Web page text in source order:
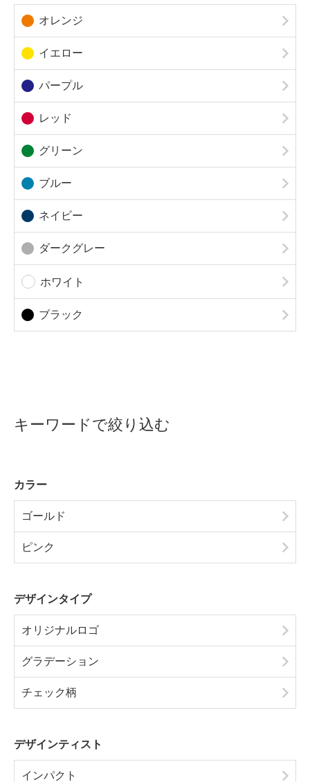
オレンジ
イエロー
パープル
レッド
グリーン
ブルー
ネイビー
ダークグレー
ホワイト
ブラック
キーワードで絞り込む
カラー
ゴールド
ピンク
デザインタイプ
オリジナルロゴ
グラデーション
チェック柄
デザインティスト
インパクト